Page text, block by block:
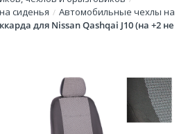
сиденья / Автомобильные чехлы на
для Nissan Qashqai J10 (на +2 не